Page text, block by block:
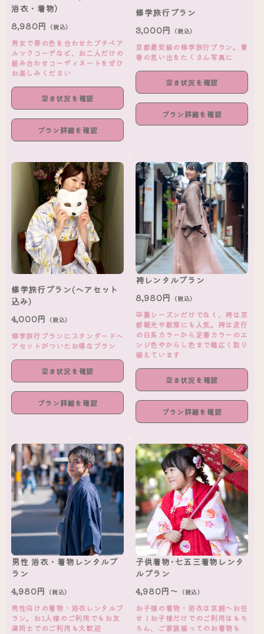
浴衣・着物）
8,980円 （税込）
男女で帯の色を合わせたプチペア
ルックコーデなど、お二人だけの
組み合わせコーディネートをぜひ
お楽しみください
空き状況を確認
プラン詳細を確認
修学旅行プラン
3,000円 （税込）
京都最安級の修学旅行プラン。青
春の思い出をたくさん写真に
空き状況を確認
プラン詳細を確認
修学旅行プラン(ヘアセット
込み)
4,000円 （税込）
修学旅行プランにスタンダードヘ
アセットがついたお得なプラン
空き状況を確認
プラン詳細を確認
袴レンタルプラン
8,980円 （税込）
卒業シーズンだけでなく、袴は京
都観光や散策にも人気。袴は流行
の白系カラーから定番カラーのエ
ンジ色やからし色まで幅広く取り
揃えています
空き状況を確認
プラン詳細を確認
男性 浴衣・着物レンタルプ
ラン
4,980円 （税込）
男性向けの着物・浴衣レンタルプ
ラン。お1人様のご利用でもお友
達同士でのご利用も大歓迎
子供着物･七五三着物レンタ
ルプラン
4,980円～ （税込）
お子様の着物・浴衣は京越へお任
せ！お子様だけでのご利用はもち
ろん、ご家族揃ってのお着物も